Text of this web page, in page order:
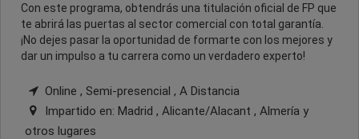
Con este programa, obtendrás una titulación oficial de FP que
te abrirá las puertas al sector comercial con total garantía.
¡No dejes pasar la oportunidad de formarte con los mejores y
dar un impulso a tu carrera como un verdadero experto!
Online , Semi-presencial , A Distancia
Impartido en: Madrid , Alicante/Alacant , Almería y
otros lugares